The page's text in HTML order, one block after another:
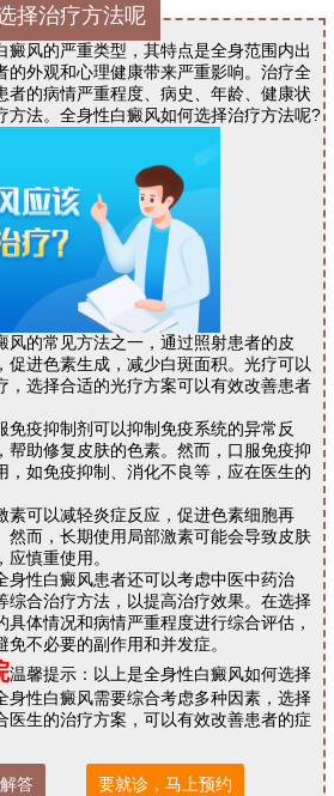
择治疗方法呢
的严重类型，其特点是全身范围内出
的外观和心理健康带来严重影响。治疗全
者的病情严重程度、病史、年龄、健康状
方法。全身性白癜风如何选择治疗方法呢?
常见方法之一，通过照射患者的皮
促进色素生成，减少白斑面积。光疗可以
，选择合适的光疗方案可以有效改善患者
抑制剂可以抑制免疫系统的异常反
帮助修复皮肤的色素。然而，口服免疫抑
，如免疫抑制、消化不良等，应在医生的
以减轻炎症反应，促进色素细胞再
然而，长期使用局部激素可能会导致皮肤
慎重使用。
白癜风患者还可以考虑中医中药治
综合治疗方法，以提高治疗效果。在选择
体情况和病情严重程度进行综合评估，
不必要的副作用和并发症。
温馨提示：以上是全身性白癜风如何选择
身性白癜风需要综合考虑多种因素，选择
医生的治疗方案，可以有效改善患者的症
答 要就诊，马上预约